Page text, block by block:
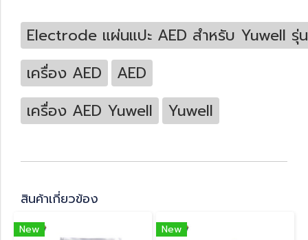
Electrode แผ่นแปะ AED สำหรับ Yuwell
เครื่อง AED
AED
เครื่อง AED Yuwell
Yuwell
สินค้าเกี่ยวข้อง
New New